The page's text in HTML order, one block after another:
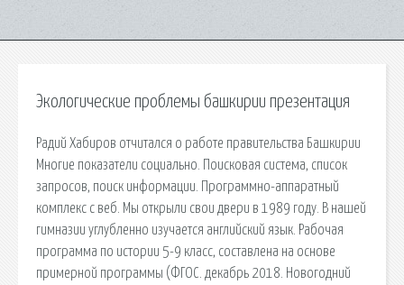
Экологические проблемы башкирии презентация
Радий Хабиров отчитался о работе правительства Башкирии
Многие показатели социально. Поисковая сиcтема, список
запросов, поиск информации. Программно-аппаратный
комплекс с веб. Мы открыли свои двери в 1989 году. В нашей
гимназии углубленно изучается английский язык. Рабочая
программа по истории 5-9 класс, составлена на основе
примерной программы (ФГОС. декабрь 2018. Новогодний